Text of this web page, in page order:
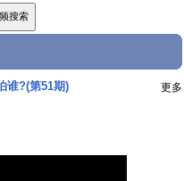
谁?(第51期) 更多